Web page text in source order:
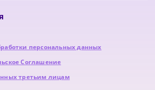
персональных данных
Соглашение
третьим лицам